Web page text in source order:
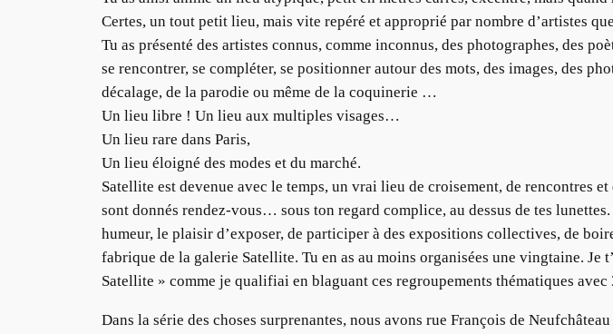
Certes, un tout petit lieu, mais vite repéré et approprié par nombre d’artistes
Tu as présenté des artistes connus, comme inconnus, des photographes, des
se rencontrer, se compléter, se positionner autour des mots, des images, des
décalage, de la parodie ou même de la coquinerie …
Un lieu libre ! Un lieu aux multiples visages…
Un lieu rare dans Paris,
Un lieu éloigné des modes et du marché.
Satellite est devenue avec le temps, un vrai lieu de croisement, de rencontres
sont donnés rendez-vous… sous ton regard complice, au dessus de tes
humeur, le plaisir d’exposer, de participer à des expositions collectives, de
fabrique de la galerie Satellite. Tu en as au moins organisées une vingtaine.
Satellite » comme je qualifiai en blaguant ces regroupements thématiques
Dans la série des choses surprenantes, nous avons rue François de